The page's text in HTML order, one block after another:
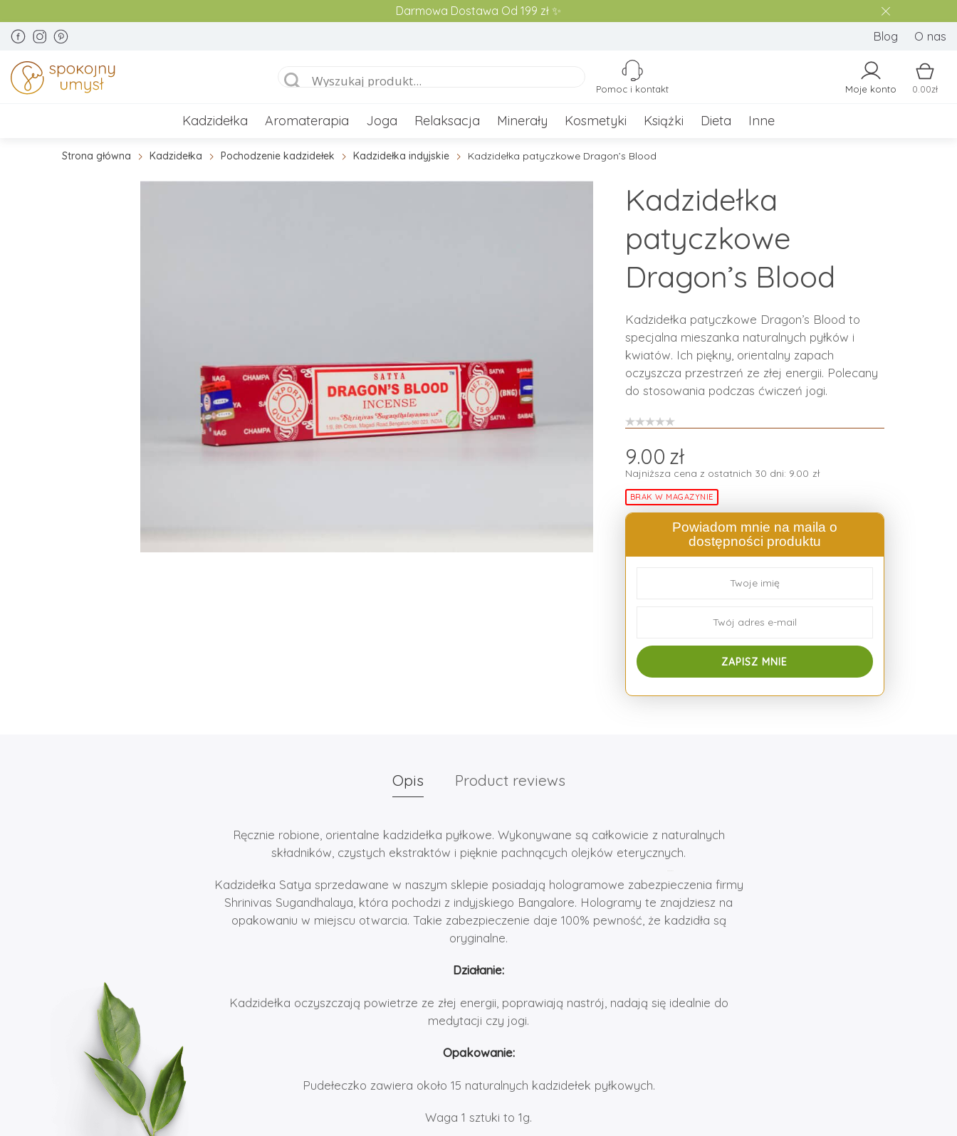
Darmowa Dostawa Od 199 zł ✨
Blog O nas
Moje konto 0.00zł
Pomoc i kontakt
Kadzidełka Aromaterapia Joga Relaksacja Minerały Kosmetyki Książki Dieta Inne
Strona główna Kadzidełka Pochodzenie kadzidełek Kadzidełka indyjskie Kadzidełka patyczkowe Dragon’s Blood
Kadzidełka
patyczkowe
Dragon’s Blood
Kadzidełka patyczkowe Dragon’s Blood to
specjalna mieszanka naturalnych pyłków i
kwiatów. Ich piękny, orientalny zapach
oczyszcza przestrzeń ze złej energii. Polecany
do stosowania podczas ćwiczeń jogi.
9.00 zł
Najniższa cena z ostatnich 30 dni: 9.00 zł
BRAK W MAGAZYNIE
Powiadom mnie na maila o
dostępności produktu
Opis Product reviews
Ręcznie robione, orientalne kadzidełka pyłkowe. Wykonywane są całkowicie z naturalnych
składników, czystych ekstraktów i pięknie pachnących olejków eterycznych.
Kadzidełka Satya sprzedawane w naszym sklepie posiadają hologramowe zabezpieczenia firmy
Shrinivas Sugandhalaya, która pochodzi z indyjskiego Bangalore. Hologramy te znajdziesz na
opakowaniu w miejscu otwarcia. Takie zabezpieczenie daje 100% pewność, że kadzidła są
oryginalne.
Działanie:
Kadzidełka oczyszczają powietrze ze złej energii, poprawiają nastrój, nadają się idealnie do
medytacji czy jogi.
Opakowanie:
Pudełeczko zawiera około 15 naturalnych kadzidełek pyłkowych.
Waga 1 sztuki to 1g.